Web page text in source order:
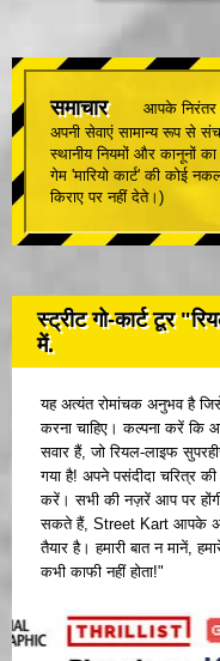
समाचार
आपके निरंतर
अपनी सेवाएं सामान्य रूप से
स्थानीय नियमों और कानूनों
गेम 'मारियो कार्ट' की कोई
किराए पर नहीं देते।)
स्ट्रीट गो-कार्ट टूर
में.
यह अत्यंत रोमांचक अनुभव है
करना चाहिए। कल्पना करें कि
सवार हैं, जो रियल-लाइफ
गया है! अपने पसंदीदा चरित्र
करें। सभी की नज़रें आप पर
सकते हैं, Street Kart आपके
तैयार है। हमारी बात न मानें,
कभी काफी नहीं होता!"